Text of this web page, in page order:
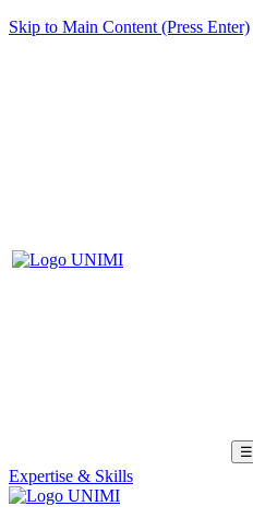
Skip to Main Content (Press Enter)
☰
Expertise & Skills